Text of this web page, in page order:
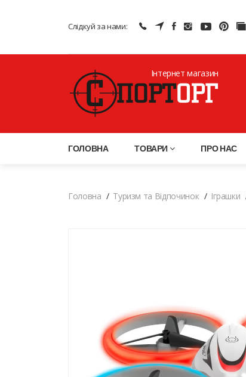
Слідкуй за нами:
Інтернет магазин
ГОЛОВНА ТОВАРИ ПРО НАС
Головна Туризм та Відпочинок Іграшки